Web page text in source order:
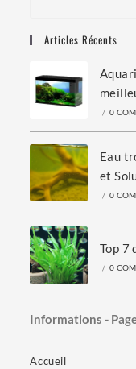
Articles Récents
/ 0
Eau
et
/ 0
Top 7
/ 0
Informations -
Accueil